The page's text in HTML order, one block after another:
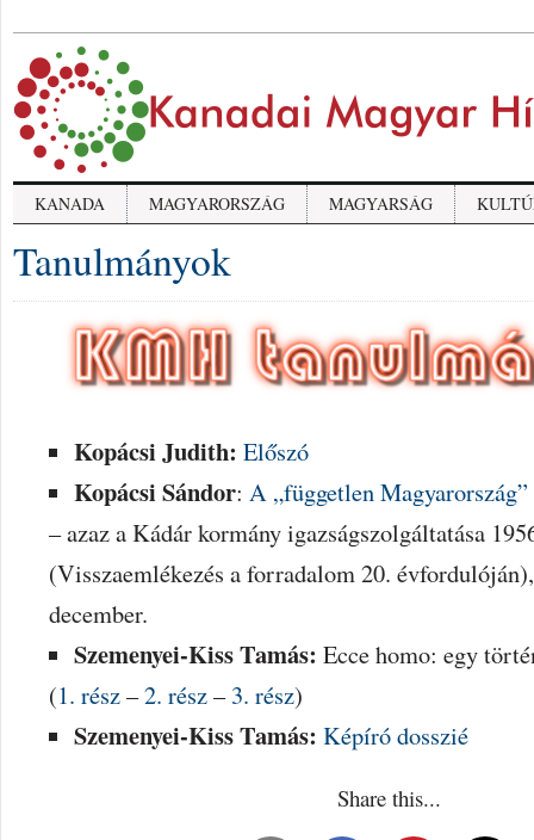
KANADA MAGYARORSZÁG MAGYARSÁG
Tanulmányok
Kopácsi Judith: Előszó
Kopácsi Sándor: A „független
– azaz a Kádár kormány igazságszolgáltatása
(Visszaemlékezés a forradalom 20.
december.
Szemenyei-Kiss Tamás: Ecce homo: egy
(1. rész–2. rész–3. rész)
Szemenyei-Kiss Tamás: Képíró dosszié
Share this...